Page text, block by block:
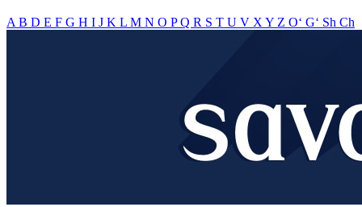
A B D E F G H I J K L M N O PQ R S T U V X Y Z O‘ G‘ Sh Ch